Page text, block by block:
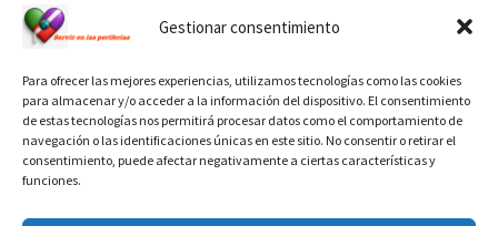
Gestionar consentimiento
Para ofrecer las mejores experiencias, utilizamos tecnologías como las cookies
para almacenar y/o acceder a la información del dispositivo. El consentimiento
de estas tecnologías nos permitirá procesar datos como el comportamiento de
navegación o las identificaciones únicas en este sitio. No consentir o retirar el
consentimiento, puede afectar negativamente a ciertas características y
funciones.